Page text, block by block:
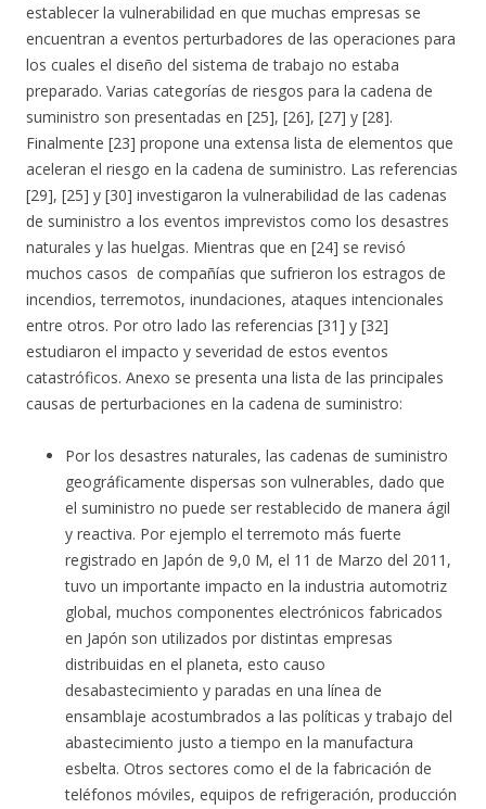
establecer la vulnerabilidad en que muchas empresas se
encuentran a eventos perturbadores de las operaciones para
los cuales el diseño del sistema de trabajo no estaba
preparado. Varias categorías de riesgos para la cadena de
suministro son presentadas en [25], [26], [27] y [28].
Finalmente [23] propone una extensa lista de elementos que
aceleran el riesgo en la cadena de suministro. Las referencias
[29], [25] y [30] investigaron la vulnerabilidad de las cadenas
de suministro a los eventos imprevistos como los desastres
naturales y las huelgas. Mientras que en [24] se revisó
muchos casos de compañías que sufrieron los estragos de
incendios, terremotos, inundaciones, ataques intencionales
entre otros. Por otro lado las referencias [31] y [32]
estudiaron el impacto y severidad de estos eventos
catastróficos. Anexo se presenta una lista de las principales
causas de perturbaciones en la cadena de suministro:
Por los desastres naturales, las cadenas de suministro
geográficamente dispersas son vulnerables, dado que
el suministro no puede ser restablecido de manera ágil
y reactiva. Por ejemplo el terremoto más fuerte
registrado en Japón de 9,0 M, el 11 de Marzo del 2011,
tuvo un importante impacto en la industria automotriz
global, muchos componentes electrónicos fabricados
en Japón son utilizados por distintas empresas
distribuidas en el planeta, esto causo
desabastecimiento y paradas en una línea de
ensamblaje acostumbrados a las políticas y trabajo del
abastecimiento justo a tiempo en la manufactura
esbelta. Otros sectores como el de la fabricación de
teléfonos móviles, equipos de refrigeración, producción